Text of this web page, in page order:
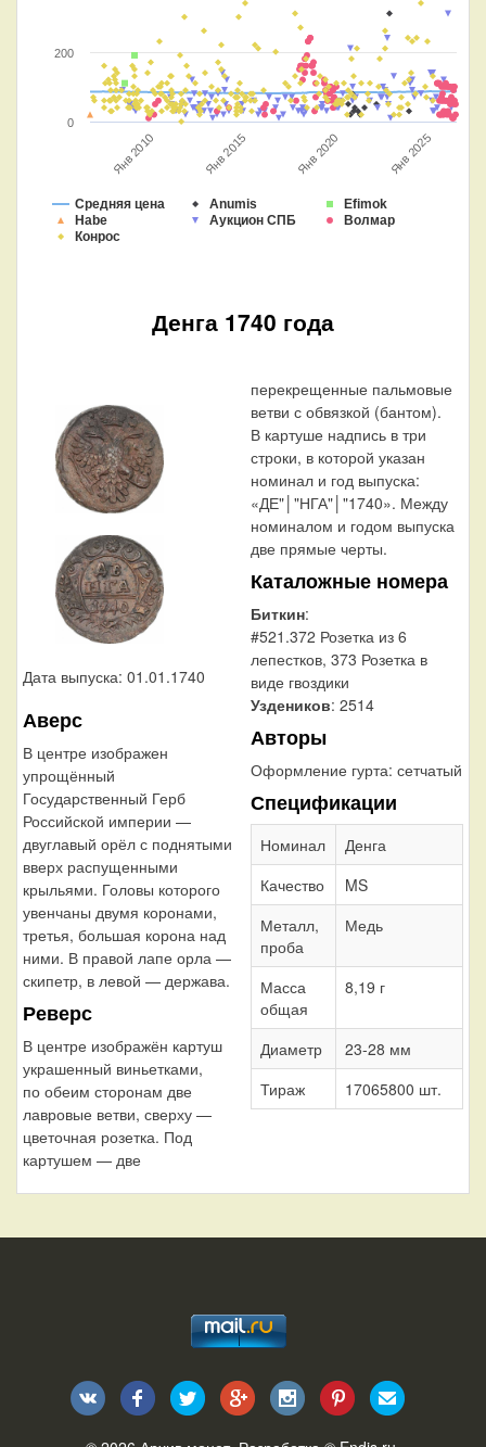
Средняя цена Anumis
Efimok
Habe
Аукцион СПБ
Волмар
Конрос
Янв 2010 Янв 2015 Янв 2020 Янв 2025
0
200
Денга 1740 года
Дата выпуска: 01.01.1740
Аверс
В центре изображен
упрощённый
Государственный Герб
Российской империи —
двуглавый орёл с поднятыми
вверх распущенными
крыльями. Головы которого
увенчаны двумя коронами,
третья, большая корона над
ними. В правой лапе орла —
скипетр, в левой — держава.
Реверс
В центре изображён картуш
украшенный виньетками,
по обеим сторонам две
лавровые ветви, сверху —
цветочная розетка. Под
картушем — две
перекрещенные пальмовые
ветви с обвязкой (бантом).
В картуше надпись в три
строки, в которой указан
номинал и год выпуска:
«ДЕ"│"НГА"│"1740». Между
номиналом и годом выпуска
две прямые черты.
Каталожные номера
Биткин:
#521.372 Розетка из 6
лепестков, 373 Розетка в
виде гвоздики
Уздеников: 2514
Авторы
Оформление гурта: сетчатый
Спецификации
Номинал
Денга
Качество
MS
Металл,
проба
Медь
Масса
общая
8,19 г
Диаметр
23-28 мм
Тираж
17065800 шт.